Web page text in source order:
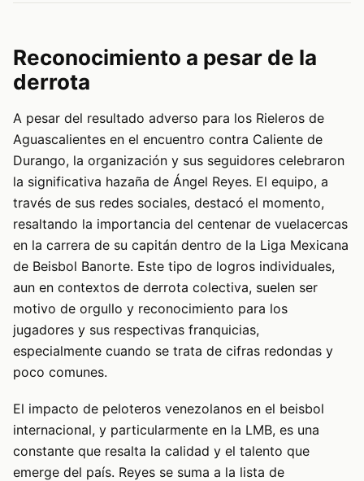
Reconocimiento a pesar de la
derrota
A pesar del resultado adverso para los Rieleros de
Aguascalientes en el encuentro contra Caliente de
Durango, la organización y sus seguidores celebraron
la significativa hazaña de Ángel Reyes. El equipo, a
través de sus redes sociales, destacó el momento,
resaltando la importancia del centenar de vuelacercas
en la carrera de su capitán dentro de la Liga Mexicana
de Beisbol Banorte. Este tipo de logros individuales,
aun en contextos de derrota colectiva, suelen ser
motivo de orgullo y reconocimiento para los
jugadores y sus respectivas franquicias,
especialmente cuando se trata de cifras redondas y
poco comunes.
El impacto de peloteros venezolanos en el beisbol
internacional, y particularmente en la LMB, es una
constante que resalta la calidad y el talento que
emerge del país. Reyes se suma a la lista de